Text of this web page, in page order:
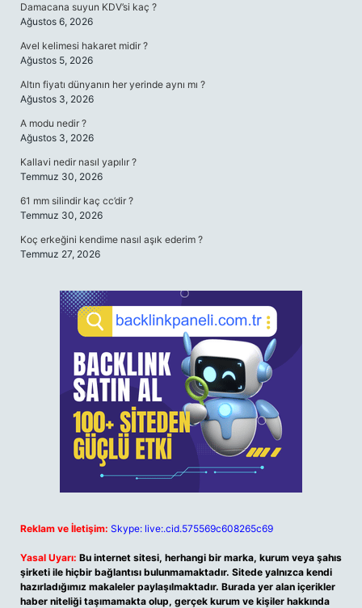
Damacana suyun KDV’si kaç ?
Ağustos 6, 2026
Avel kelimesi hakaret midir ?
Ağustos 5, 2026
Altın fiyatı dünyanın her yerinde aynı mı ?
Ağustos 3, 2026
A modu nedir ?
Ağustos 3, 2026
Kallavi nedir nasıl yapılır ?
Temmuz 30, 2026
61 mm silindir kaç cc’dir ?
Temmuz 30, 2026
Koç erkeğini kendime nasıl aşık ederim ?
Temmuz 27, 2026
Reklam ve İletişim: Skype: live:.cid.575569c608265c69
Yasal Uyarı: Bu internet sitesi, herhangi bir marka, kurum veya şahıs
şirketi ile hiçbir bağlantısı bulunmamaktadır. Sitede yalnızca kendi
hazırladığımız makaleler paylaşılmaktadır. Burada yer alan içerikler
haber niteliği taşımamakta olup, gerçek kurum ve kişiler hakkında